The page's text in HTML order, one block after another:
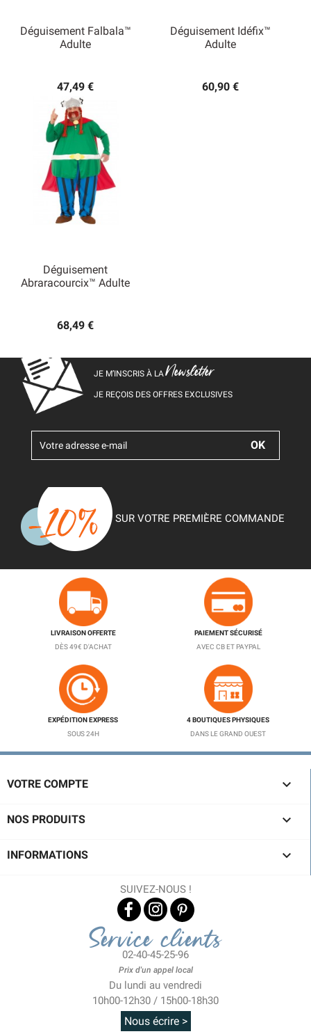
Déguisement Falbala™
Adulte
47,49 €
Déguisement Idéfix™
Adulte
60,90 €
Déguisement
Abraracourcix™ Adulte
68,49 €
JE M’INSCRIS À LANewsletter
JE REÇOIS DES OFFRES EXCLUSIVES
SUR VOTRE PREMIÈRE COMMANDE
LIVRAISON OFFERTE
DÈS 49€ D'ACHAT
PAIEMENT SÉCURISÉ
AVEC CB ET PAYPAL
EXPÉDITION EXPRESS
SOUS 24H
4 BOUTIQUES PHYSIQUES
DANS LE GRAND OUEST
VOTRE COMPTE 
NOS PRODUITS 
INFORMATIONS 
SUIVEZ-NOUS !
Service clients
02-40-45-25-96
Prix d'un appel local
Du lundi au vendredi
10h00-12h30 / 15h00-18h30
Nous écrire >